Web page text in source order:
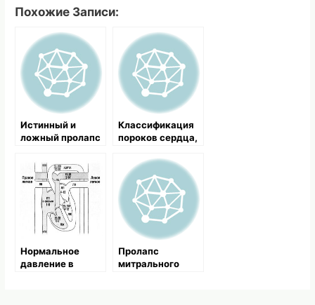
Похожие Записи:
Истинный и
ложный пролапс
клапана
Классификация
пороков сердца,
Нормальное
давление в
Пролапс
митрального